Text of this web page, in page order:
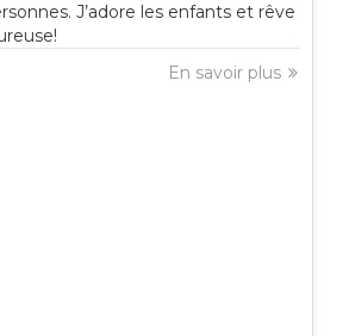
J’adore les enfants et rêve
En savoir plus